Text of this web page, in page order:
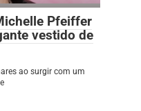
Pfeiffer
vestido de
ao surgir com um